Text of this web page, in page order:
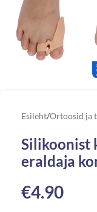
Esileht/Ortoosid ja
Silikoonist
eraldaja
€4.90